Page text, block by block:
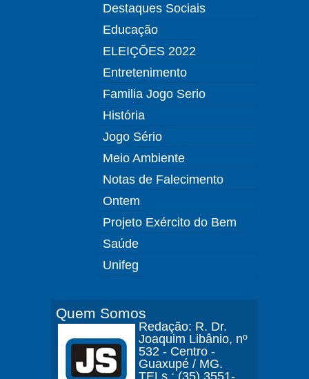
Destaques Sociais
Educação
ELEIÇÕES 2022
Entretenimento
Familia Jogo Serio
História
Jogo Sério
Meio Ambiente
Notas de Falecimento
Ontem
Projeto Exército do Bem
Saúde
Unifeg
Quem Somos
Redação: R. Dr.
Joaquim Libânio, nº
532 - Centro -
Guaxupé / MG.